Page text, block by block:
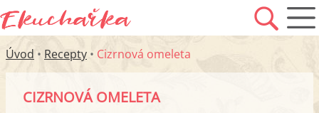
Úvod • Recepty • Cizrnová omeleta
CIZRNOVÁ OMELETA